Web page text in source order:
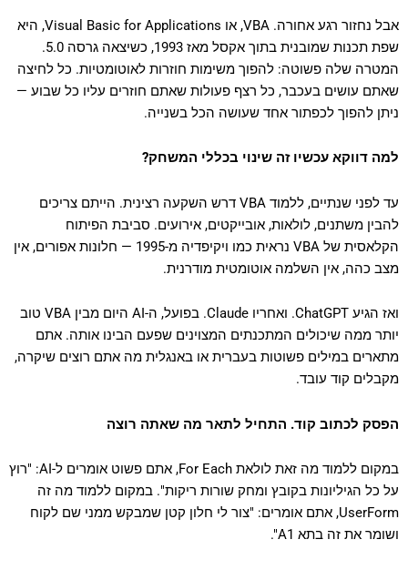
אבל נחזור רגע אחורה. VBA, או Visual Basic for Applications, היא
שפת תכנות שמובנית בתוך אקסל מאז 1993, כשיצאה גרסה 5.0.
המטרה שלה פשוטה: להפוך משימות חוזרות לאוטומטיות. כל לחיצה
שאתם עושים בעכבר, כל רצף פעולות שאתם חוזרים עליו כל שבוע —
ניתן להפוך לכפתור אחד שעושה הכל בשנייה.
למה דווקא עכשיו זה שינוי בכללי המשחק?
עד לפני שנתיים, ללמוד VBA דרש השקעה רצינית. הייתם צריכים
להבין משתנים, לולאות, אובייקטים, אירועים. סביבת הפיתוח
הקלאסית של VBA נראית כמו ויקיפדיה מ-1995 — חלונות אפורים, אין
מצב כהה, אין השלמה אוטומטית מודרנית.
ואז הגיע ChatGPT. ואחריו Claude. בפועל, ה-AI היום מבין VBA טוב
יותר ממה שיכולים המתכנתים המצוינים שפעם הבינו אותה. אתם
מתארים במילים פשוטות בעברית או באנגלית מה אתם רוצים שיקרה,
מקבלים קוד עובד.
הפסק לכתוב קוד. התחיל לתאר מה שאתה רוצה
במקום ללמוד מה זאת לולאת For Each, אתם פשוט אומרים ל-AI: "רוץ
על כל הגיליונות בקובץ ומחק שורות ריקות". במקום ללמוד מה זה
UserForm, אתם אומרים: "צור לי חלון קטן שמבקש ממני שם לקוח
ושומר את זה בתא A1".